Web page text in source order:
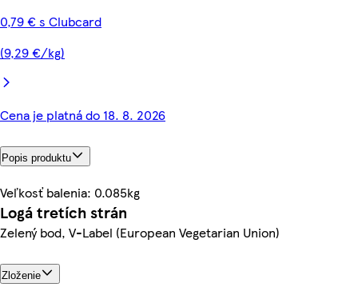
0,79 € s Clubcard
(9,29 €/kg)
Cena je platná do 18. 8. 2026
Popis produktu
Veľkosť balenia: 0.085kg
Logá tretích strán
Zelený bod, V-Label (European Vegetarian Union)
Zloženie